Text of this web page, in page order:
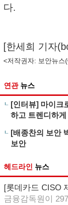
다.
[한세희 기자(
<저작권자: 보안뉴스(
연관 뉴스
[인터뷰] 마이크
하고 트렌디하게
[배종찬의 보안
보안
헤드라인 뉴스
[롯데카드 CISO
금융감독원이